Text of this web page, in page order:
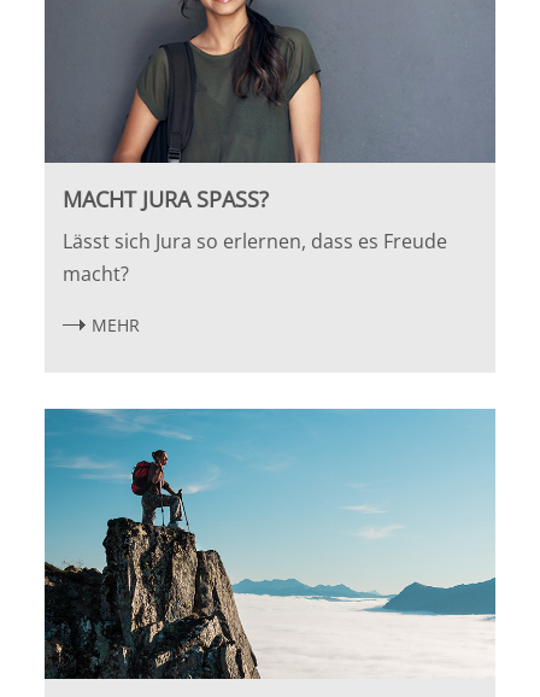
MACHT JURA SPASS?
Lässt sich Jura so erlernen, dass es Freude
macht?
MEHR